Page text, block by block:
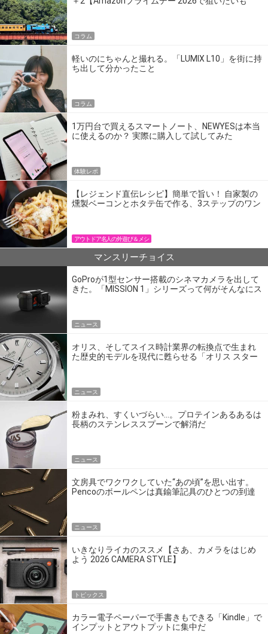
コラム
軽いのにちゃんと撮れる。「LUMIX L10」を街に持
ち出して分かったこと
コラム
1万円台で買えるスマートノート、NEWYESは本当
に使えるのか？ 実際に購入して試してみた
体験レポ
【レジェンド直伝レシピ】簡単で旨い！ 自家製の
燻製ベーコンとホタテ缶で作る、3ステップのワン
アウトドア名人の外遊び＆メシ
マンスリーチョイス
GoProが1型センサー搭載のシネマカメラを出して
きた。「MISSION 1」シリーズって何がそんなにス
ニュース
オリス、そしてスイス時計業界の転換点で生まれ
た歴史的モデルを現代に甦らせる「オリス スター
ニュース
粉まみれ、すくいづらい…。プロテインあるあるは
長柄のステンレススプーンで解消だ
ニュース
文房具でワクワクしていた“あの頃”を思い出す。
Pencoのボールペンは真鍮筆記具のひとつの到達
ニュース
いきなりライカのススメ【さあ、カメラをはじめ
よう 2026 CAMERA STYLE】
トピックス
カラー電子ペーパーで手書きもできる「Kindle」で
インプットとアウトプットに集中だ